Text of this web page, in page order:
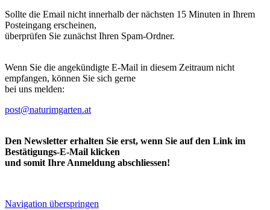
Sollte die Email nicht innerhalb der nächsten 15 Minuten in Ihrem
Posteingang erscheinen,
überprüfen Sie zunächst Ihren Spam-Ordner.
Wenn Sie die angekündigte E-Mail in diesem Zeitraum nicht
empfangen, können Sie sich gerne
bei uns melden:
post@naturimgarten.at
Den Newsletter erhalten Sie erst, wenn Sie auf den Link im
Bestätigungs-E-Mail klicken
und somit Ihre Anmeldung abschliessen!
Navigation überspringen